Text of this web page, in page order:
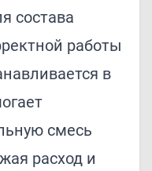
состава
работы
в
смесь
расход и